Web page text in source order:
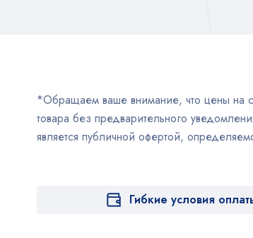
*Обращаем ваше внимание, что цены на
товара без предварительного
является публичной офертой,
Гибкие условия